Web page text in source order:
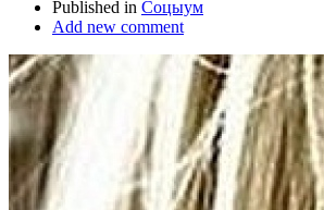
Published in Соцыум
Add new comment